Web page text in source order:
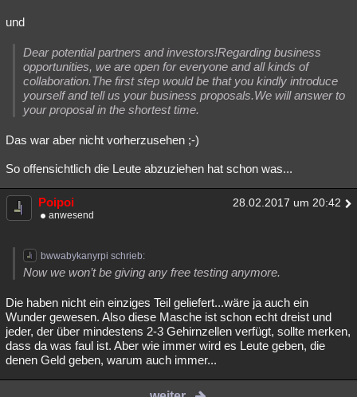
und
Dear potential partners and investors!Regarding business
opportunities, we are open for everyone and all kinds of
collaboration.The first step would be that you kindly introduce
yourself and tell us your business proposals.We will answer to
your proposal in the shortest time.
Das war aber nicht vorherzusehen ;-)
So offensichtlich die Leute abzuziehen hat schon was...
Poipoi 28.02.2017 um 20:42
anwesend
bwwabykanyrpi schrieb:
Now we won’t be giving any free testing anymore.
Die haben nicht ein einziges Teil geliefert...wäre ja auch ein
Wunder gewesen. Also diese Masche ist schon echt dreist und
jeder, der über mindestens 2-3 Gehirnzellen verfügt, sollte merken,
dass da was faul ist. Aber wie immer wird es Leute geben, die
denen Geld geben, warum auch immer...